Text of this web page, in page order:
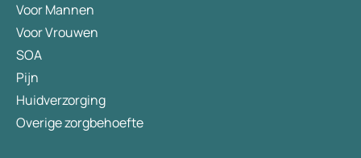
Voor Mannen
Voor Vrouwen
SOA
Pijn
Huidverzorging
Overige zorgbehoefte